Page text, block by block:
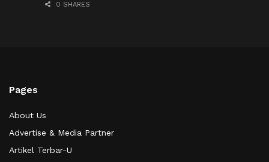
0 SHARES
Pages
About Us
Advertise & Media Partner
Artikel Terbar-U